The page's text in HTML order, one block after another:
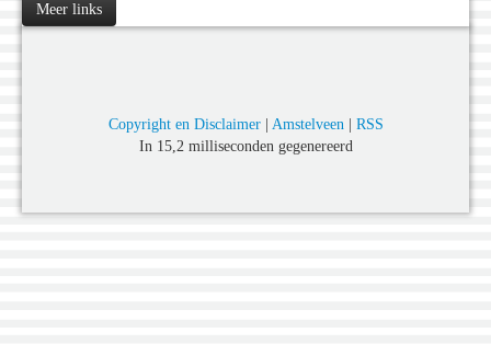
Meer links
Copyright en Disclaimer| Amstelveen| RSS
In 15,2 milliseconden gegenereerd